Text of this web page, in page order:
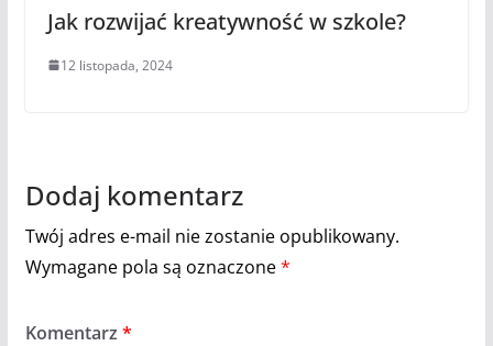
Jak rozwijać kreatywność w szkole?
12 listopada, 2024
Dodaj komentarz
Twój adres e-mail nie zostanie opublikowany.
Wymagane pola są oznaczone*
Komentarz *